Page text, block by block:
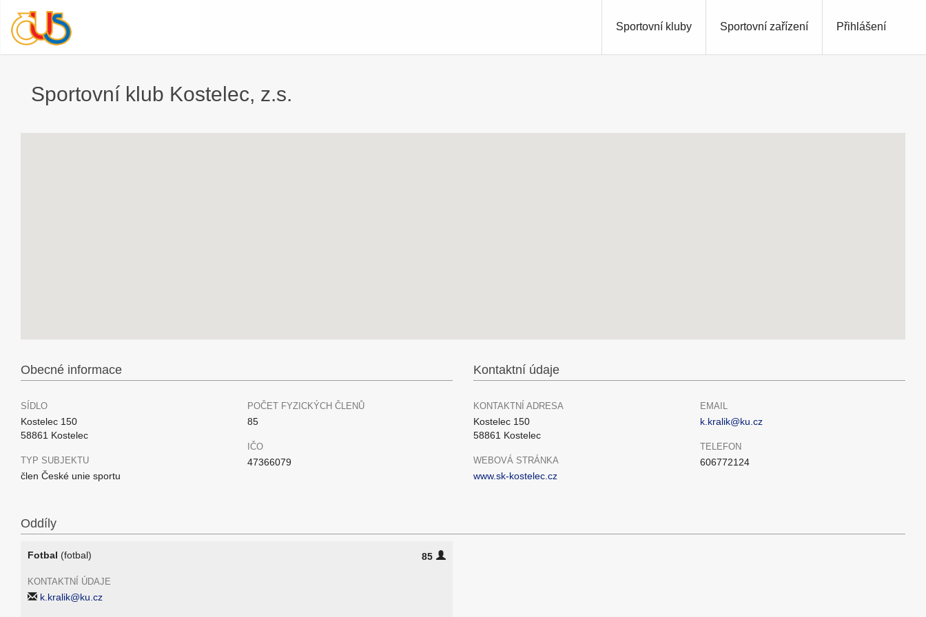
Přihlášení
Sportovní kluby Sportovní zařízení
Sportovní klub Kostelec, z.s.
Obecné informace
SÍDLO
Kostelec 150
58861 Kostelec
TYP SUBJEKTU
člen České unie sportu
POČET FYZICKÝCH ČLENŮ
85
IČO
47366079
Kontaktní údaje
KONTAKTNÍ ADRESA
Kostelec 150
58861 Kostelec
WEBOVÁ STRÁNKA
www.sk-kostelec.cz
EMAIL
k.kralik@ku.cz
TELEFON
606772124
Oddíly
Fotbal (fotbal) 85
KONTAKTNÍ ÚDAJE
k.kralik@ku.cz